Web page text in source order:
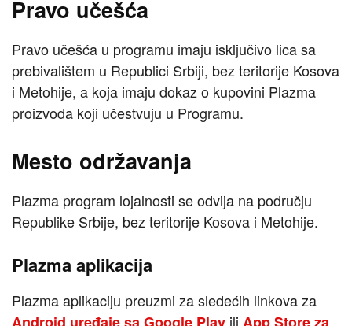
Pravo učešća
Pravo učešća u programu imaju isključivo lica sa
prebivalištem u Republici Srbiji, bez teritorije Kosova
i Metohije, a koja imaju dokaz o kupovini Plazma
proizvoda koji učestvuju u Programu.
Mesto održavanja
Plazma program lojalnosti se odvija na području
Republike Srbije, bez teritorije Kosova i Metohije.
Plazma aplikacija
Plazma aplikaciju preuzmi za sledećih linkova za
ili